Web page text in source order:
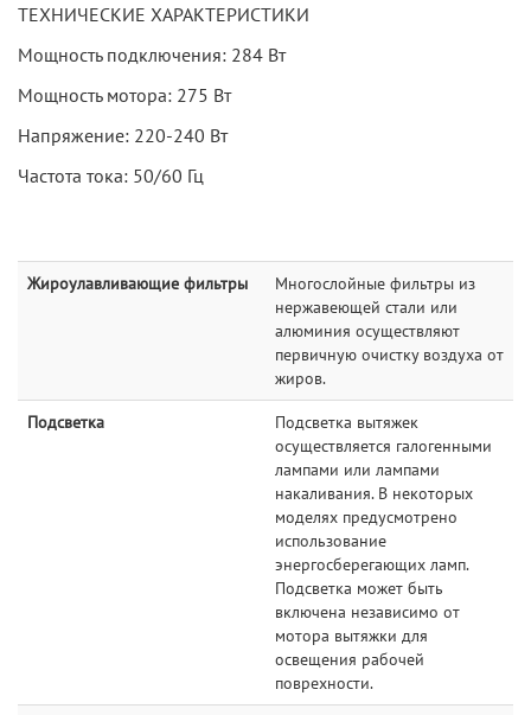
ТЕХНИЧЕСКИЕ ХАРАКТЕРИСТИКИ
Мощность подключения: 284 Вт
Мощность мотора: 275 Вт
Напряжение: 220-240 Вт
Частота тока: 50/60 Гц
Жироулавливающие фильтры
Многослойные фильтры из
нержавеющей стали или
алюминия осуществляют
первичную очистку воздуха от
жиров.
Подсветка
Подсветка вытяжек
осуществляется галогенными
лампами или лампами
накаливания. В некоторых
моделях предусмотрено
использование
энергосберегающих ламп.
Подсветка может быть
включена независимо от
мотора вытяжки для
освещения рабочей
поврехности.